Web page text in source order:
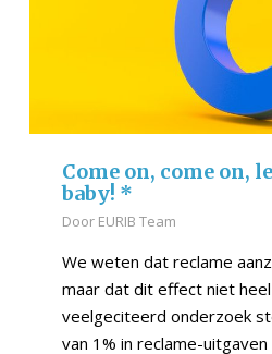
Come on, come on,
baby! *
Door EURIB Team
We weten dat reclame
maar dat dit effect niet
veelgeciteerd onderzoek
van 1% in reclame-